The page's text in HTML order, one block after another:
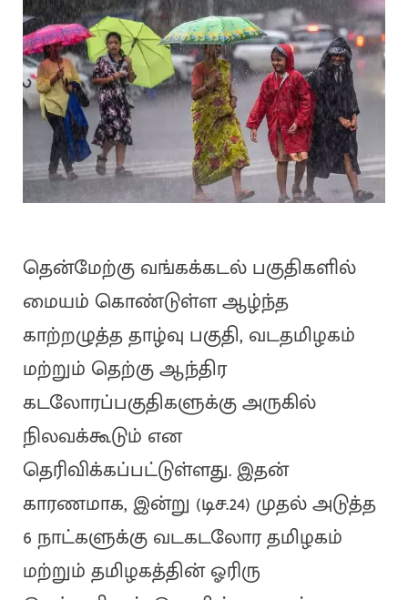
தென்மேற்கு வங்கக்கடல் பகுதிகளில்
மையம் கொண்டுள்ள ஆழ்ந்த
காற்றழுத்த தாழ்வு பகுதி, வடதமிழகம்
மற்றும் தெற்கு ஆந்திர
கடலோரப்பகுதிகளுக்கு அருகில்
நிலவக்கூடும் என
தெரிவிக்கப்பட்டுள்ளது. இதன்
காரணமாக, இன்று (டிச.24) முதல் அடுத்த
6 நாட்களுக்கு வடகடலோர தமிழகம்
மற்றும் தமிழகத்தின் ஓரிரு